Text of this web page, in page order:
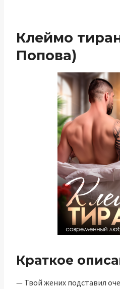
Клеймо
Попова)
Краткое
— Твой жених подставил